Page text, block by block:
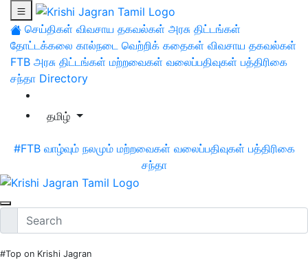
செய்திகள் விவசாய தகவல்கள் அரசு திட்டங்கள்
தோட்டக்கலை கால்நடை வெற்றிக் கதைகள் விவசாய தகவல்கள்
FTB அரசு திட்டங்கள் மற்றவைகள் வலைப்பதிவுகள் பத்திரிகை
சந்தா Directory
தமிழ்
#FTB வாழ்வும் நலமும் மற்றவைகள் வலைப்பதிவுகள் பத்திரிகை
சந்தா
#Top on Krishi Jagran